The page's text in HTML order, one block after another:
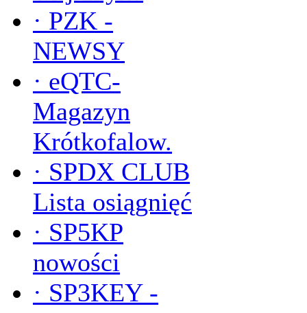
· PZK -
NEWSY
· eQTC-
Magazyn
Krótkofalow.
· SPDX CLUB
Lista osiągnięć
· SP5KP
nowości
· SP3KEY -